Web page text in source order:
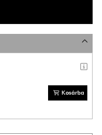
Kosárba